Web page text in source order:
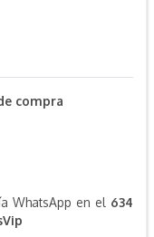
compra
WhatsApp en el 634